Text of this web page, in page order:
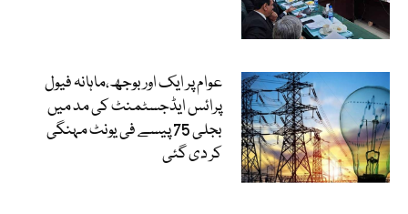
عوام پر ایک اور بوجھ،ماہانہ فیول
پرائس ایڈجسٹمنٹ کی مد میں
بجلی 75 پیسے فی یونٹ مہنگی
کر دی گئی